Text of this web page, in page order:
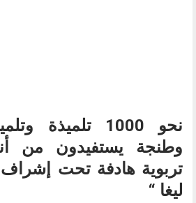
نحو 1000
وطنجة يستفيدون من
تربوية هادفة تحت إشراف
ليغا “